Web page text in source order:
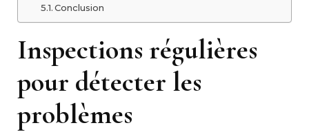
Conclusion
Inspections régulières
pour détecter les
problèmes